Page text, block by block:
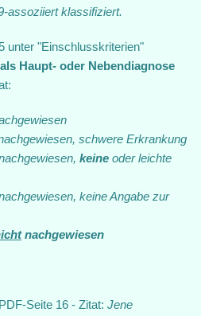
klassifiziert.
unter "Einschlusskriterien"
Haupt‐ oder Nebendiagnose
schwere Erkrankung
keine oder leichte
keine Angabe zur
nachgewiesen
Seite 16 - Zitat: Jene